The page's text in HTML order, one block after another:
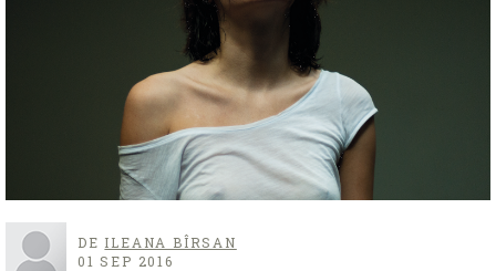
DE ILEANA BÎRSAN
01 SEP 2016